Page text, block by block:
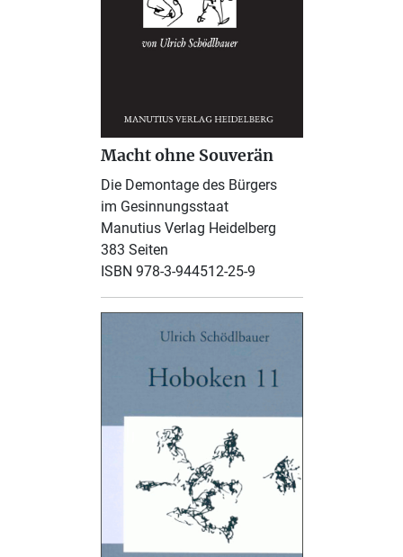
Macht ohne Souverän
Die Demontage des Bürgers
im Gesinnungsstaat
Manutius Verlag Heidelberg
383 Seiten
ISBN 978-3-944512-25-9